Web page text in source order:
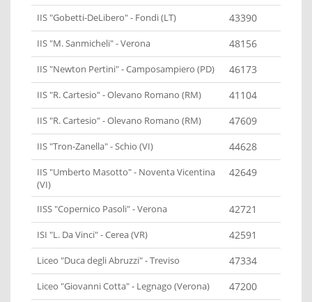
IIS "Gobetti-DeLibero" - Fondi (LT) 43390
IIS "M. Sanmicheli" - Verona 48156
IIS "Newton Pertini" - Camposampiero (PD) 46173
IIS "R. Cartesio" - Olevano Romano (RM) 41104
IIS "R. Cartesio" - Olevano Romano (RM) 47609
IIS "Tron-Zanella" - Schio (VI) 44628
IIS "Umberto Masotto" - Noventa Vicentina
(VI)
42649
IISS "Copernico Pasoli" - Verona 42721
ISI "L. Da Vinci" - Cerea (VR) 42591
Liceo "Duca degli Abruzzi" - Treviso 47334
Liceo "Giovanni Cotta" - Legnago (Verona) 47200